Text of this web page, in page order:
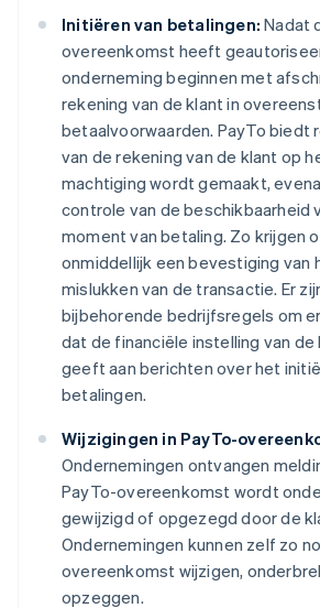
Initiëren van betalingen: Nadat
overeenkomst heeft
onderneming beginnen met
rekening van de klant in
betaalvoorwaarden. PayTo biedt
van de rekening van de klant op
machtiging wordt gemaakt,
controle van de beschikbaarheid
moment van betaling. Zo krijgen
onmiddellijk een bevestiging van
mislukken van de transactie. Er
bijbehorende bedrijfsregels om
dat de financiële instelling van de
geeft aan berichten over het
betalingen.
Wijzigingen in PayTo-
Ondernemingen ontvangen
PayTo-overeenkomst wordt
gewijzigd of opgezegd door de
Ondernemingen kunnen zelf zo
overeenkomst wijzigen,
opzeggen.